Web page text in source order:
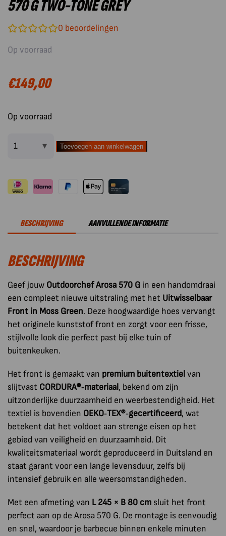
570 G TWO-TONE GREY
0 beoordelingen
Op voorraad
€149,00
Op voorraad
Outdoorchef
Accessoire
Uitwisselbaar
voor
Arosa
G
Two-
tone
Grey
aantal
Toevoegen aan winkelwagen
BESCHRIJVING AANVULLENDE INFORMATIE
BESCHRIJVING
Geef jouw Outdoorchef Arosa 570 G in een handomdraai
een compleet nieuwe uitstraling met het Uitwisselbaar
Front in Moss Green. Deze hoogwaardige hoes vervangt
het originele kunststof front en zorgt voor een frisse,
stijlvolle look die perfect past bij elke tuin of
buitenkeuken.
Het front is gemaakt van premium buitentextielvan
slijtvast CORDURA®‑materiaal, bekend om zijn
uitzonderlijke duurzaamheid en weerbestendigheid. Het
textiel is bovendien OEKO‑TEX®‑gecertificeerd, wat
betekent dat het voldoet aan strenge eisen op het
gebied van veiligheid en duurzaamheid. Dit
kwaliteitsmateriaal wordt geproduceerd in Duitsland en
staat garant voor een lange levensduur, zelfs bij
intensief gebruik en alle weersomstandigheden.
Met een afmeting van L 245 × B 80 cm sluit het front
perfect aan op de Arosa 570 G. De montage is eenvoudig
en snel, waardoor je barbecue binnen enkele minuten